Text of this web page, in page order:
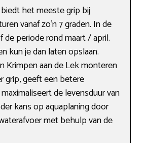
het meeste grip bij
vanaf zo’n 7 graden. In de
de periode rond maart / april.
kun je dan laten opslaan.
Krimpen aan de Lek monteren
grip, geeft een betere
de levensduur van
kans op aquaplaning door
met behulp van de